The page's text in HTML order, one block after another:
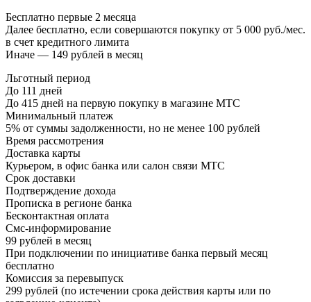
Бесплатно первые 2 месяца
Далее бесплатно, если совершаются покупку от 5 000 руб./мес.
в счет кредитного лимита
Иначе — 149 рублей в месяц
Льготный период
До 111 дней
До 415 дней на первую покупку в магазине МТС
Минимальный платеж
5% от суммы задолженности, но не менее 100 рублей
Время рассмотрения
Доставка карты
Курьером, в офис банка или салон связи МТС
Срок доставки
Подтверждение дохода
Прописка в регионе банка
Бесконтактная оплата
Смс-информирование
99 рублей в месяц
При подключении по инициативе банка первый месяц
бесплатно
Комиссия за перевыпуск
299 рублей (по истечении срока действия карты или по